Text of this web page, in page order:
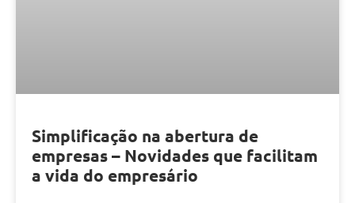
Simplificação na abertura de
empresas – Novidades que facilitam
a vida do empresário